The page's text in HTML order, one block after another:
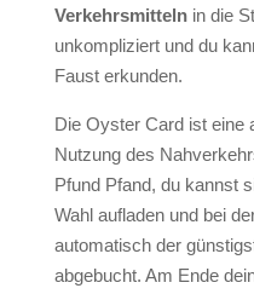
Verkehrsmittelnin die
unkompliziert und du
Faust erkunden.
Die Oyster Card ist eine
Nutzung des
Pfund Pfand, du kannst
Wahl aufladen und bei
automatisch der
abgebucht. Am Ende